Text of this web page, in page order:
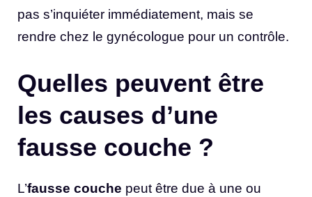
pas s’inquiéter immédiatement, mais se
rendre chez le gynécologue pour un contrôle.
Quelles peuvent être
les causes d’une
fausse couche ?
L’fausse couche peut être due à une ou